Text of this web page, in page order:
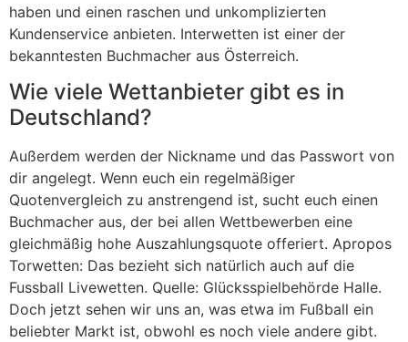
haben und einen raschen und unkomplizierten
Kundenservice anbieten. Interwetten ist einer der
bekanntesten Buchmacher aus Österreich.
Wie viele Wettanbieter gibt es in
Deutschland?
Außerdem werden der Nickname und das Passwort von
dir angelegt. Wenn euch ein regelmäßiger
Quotenvergleich zu anstrengend ist, sucht euch einen
Buchmacher aus, der bei allen Wettbewerben eine
gleichmäßig hohe Auszahlungsquote offeriert. Apropos
Torwetten: Das bezieht sich natürlich auch auf die
Fussball Livewetten. Quelle: Glücksspielbehörde Halle.
Doch jetzt sehen wir uns an, was etwa im Fußball ein
beliebter Markt ist, obwohl es noch viele andere gibt.